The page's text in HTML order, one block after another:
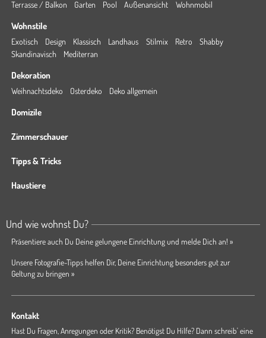
Terrasse / Balkon
Garten Pool Außenansicht Wohnmobil
Wohnstile
Exotisch Design Klassisch Landhaus Stilmix Retro
Shabby
Skandinavisch
Mediterran
Dekoration
Weihnachtsdeko Osterdeko Deko allgemein
Domizile
Zimmerschauer
Tipps & Tricks
Haustiere
Und wie wohnst Du?
Präsentiere auch Du Deine gelungene Einrichtung und melde Dich an! »
Unsere Fotografie-Tipps helfen Dir, Deine Einrichtung besonders gut zur
Geltung zu bringen »
Kontakt
Hast Du Fragen, Anregungen oder Kritik? Benötigst Du Hilfe? Dann schreib' eine